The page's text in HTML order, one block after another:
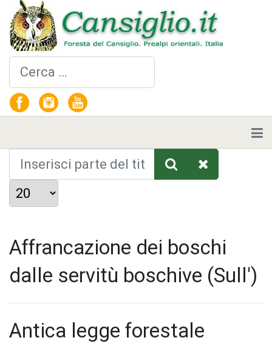
Cerca
Inserisci parte del titolo
Visualizza #
Affrancazione dei boschi
dalle servitù boschive (Sull')
Antica legge forestale